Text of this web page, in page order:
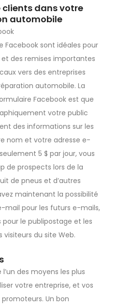
dans votre
automobile
Facebook sont idéales pour
des remises importantes
vers des entreprises
automobile. La
Facebook est que
votre public
des informations sur les
nom et votre adresse e-
5 $ par jour, vous
de prospects lors de la
de pneus et d’autres
maintenant la possibilité
mail pour les futurs e-mails,
le publipostage et les
du site Web.
des moyens les plus
votre entreprise, et vos
Un bon